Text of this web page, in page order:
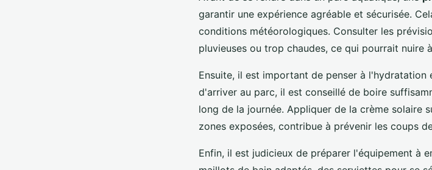
garantir une expérience agréable et sécurisée.
conditions météorologiques. Consulter les
pluvieuses ou trop chaudes, ce qui pourrait nuire
Ensuite, il est important de penser à
d'arriver au parc, il est conseillé de boire
long de la journée. Appliquer de la crème solaire
zones exposées, contribue à prévenir les coups
Enfin, il est judicieux de préparer l'équipement à